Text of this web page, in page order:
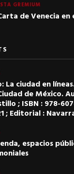
GREMIUM
de Venecia en
La ciudad en
de México.
; ISBN : 978-
; Editorial :
espacios